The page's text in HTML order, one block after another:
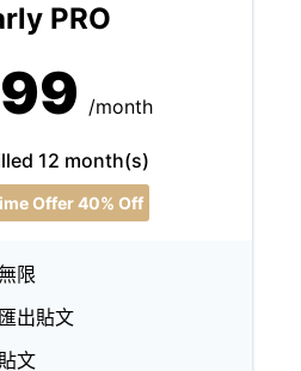
PRO
/month
12 month(s)
Offer 40% Off
限
出貼文
文